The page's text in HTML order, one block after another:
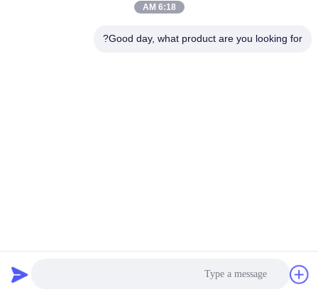
AA4VSO125LR3GS/10R-PZB13N00
R902409898
AA4VSO125LR3GY/30R-PZB13K27-SO86
R910941439
R902404011
AA4VSO125LR3S/30R-PPB13KB5
6:18 AM
Good day, what product are you looking for?